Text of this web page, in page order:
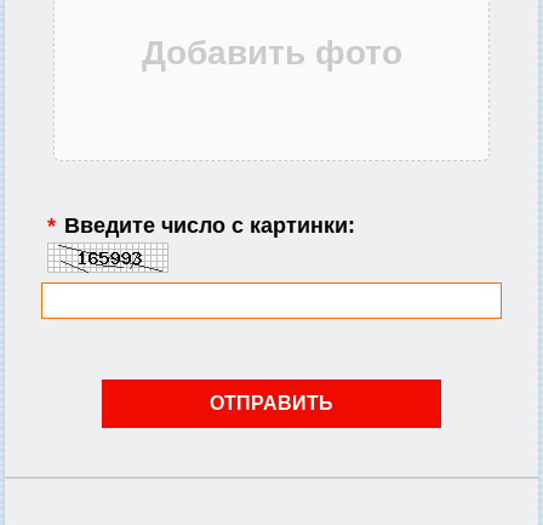
* Введите число с картинки: